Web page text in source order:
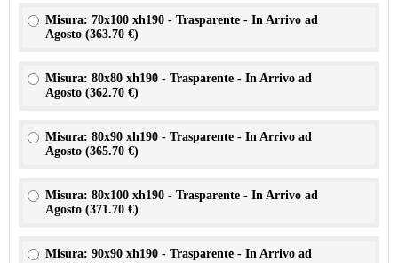
Misura: 70x100 xh190 - Trasparente - In Arrivo ad
Agosto (363.70 €)
Misura: 80x80 xh190 - Trasparente - In Arrivo ad
Agosto (362.70 €)
Misura: 80x90 xh190 - Trasparente - In Arrivo ad
Agosto (365.70 €)
Misura: 80x100 xh190 - Trasparente - In Arrivo ad
Agosto (371.70 €)
Misura: 90x90 xh190 - Trasparente - In Arrivo ad